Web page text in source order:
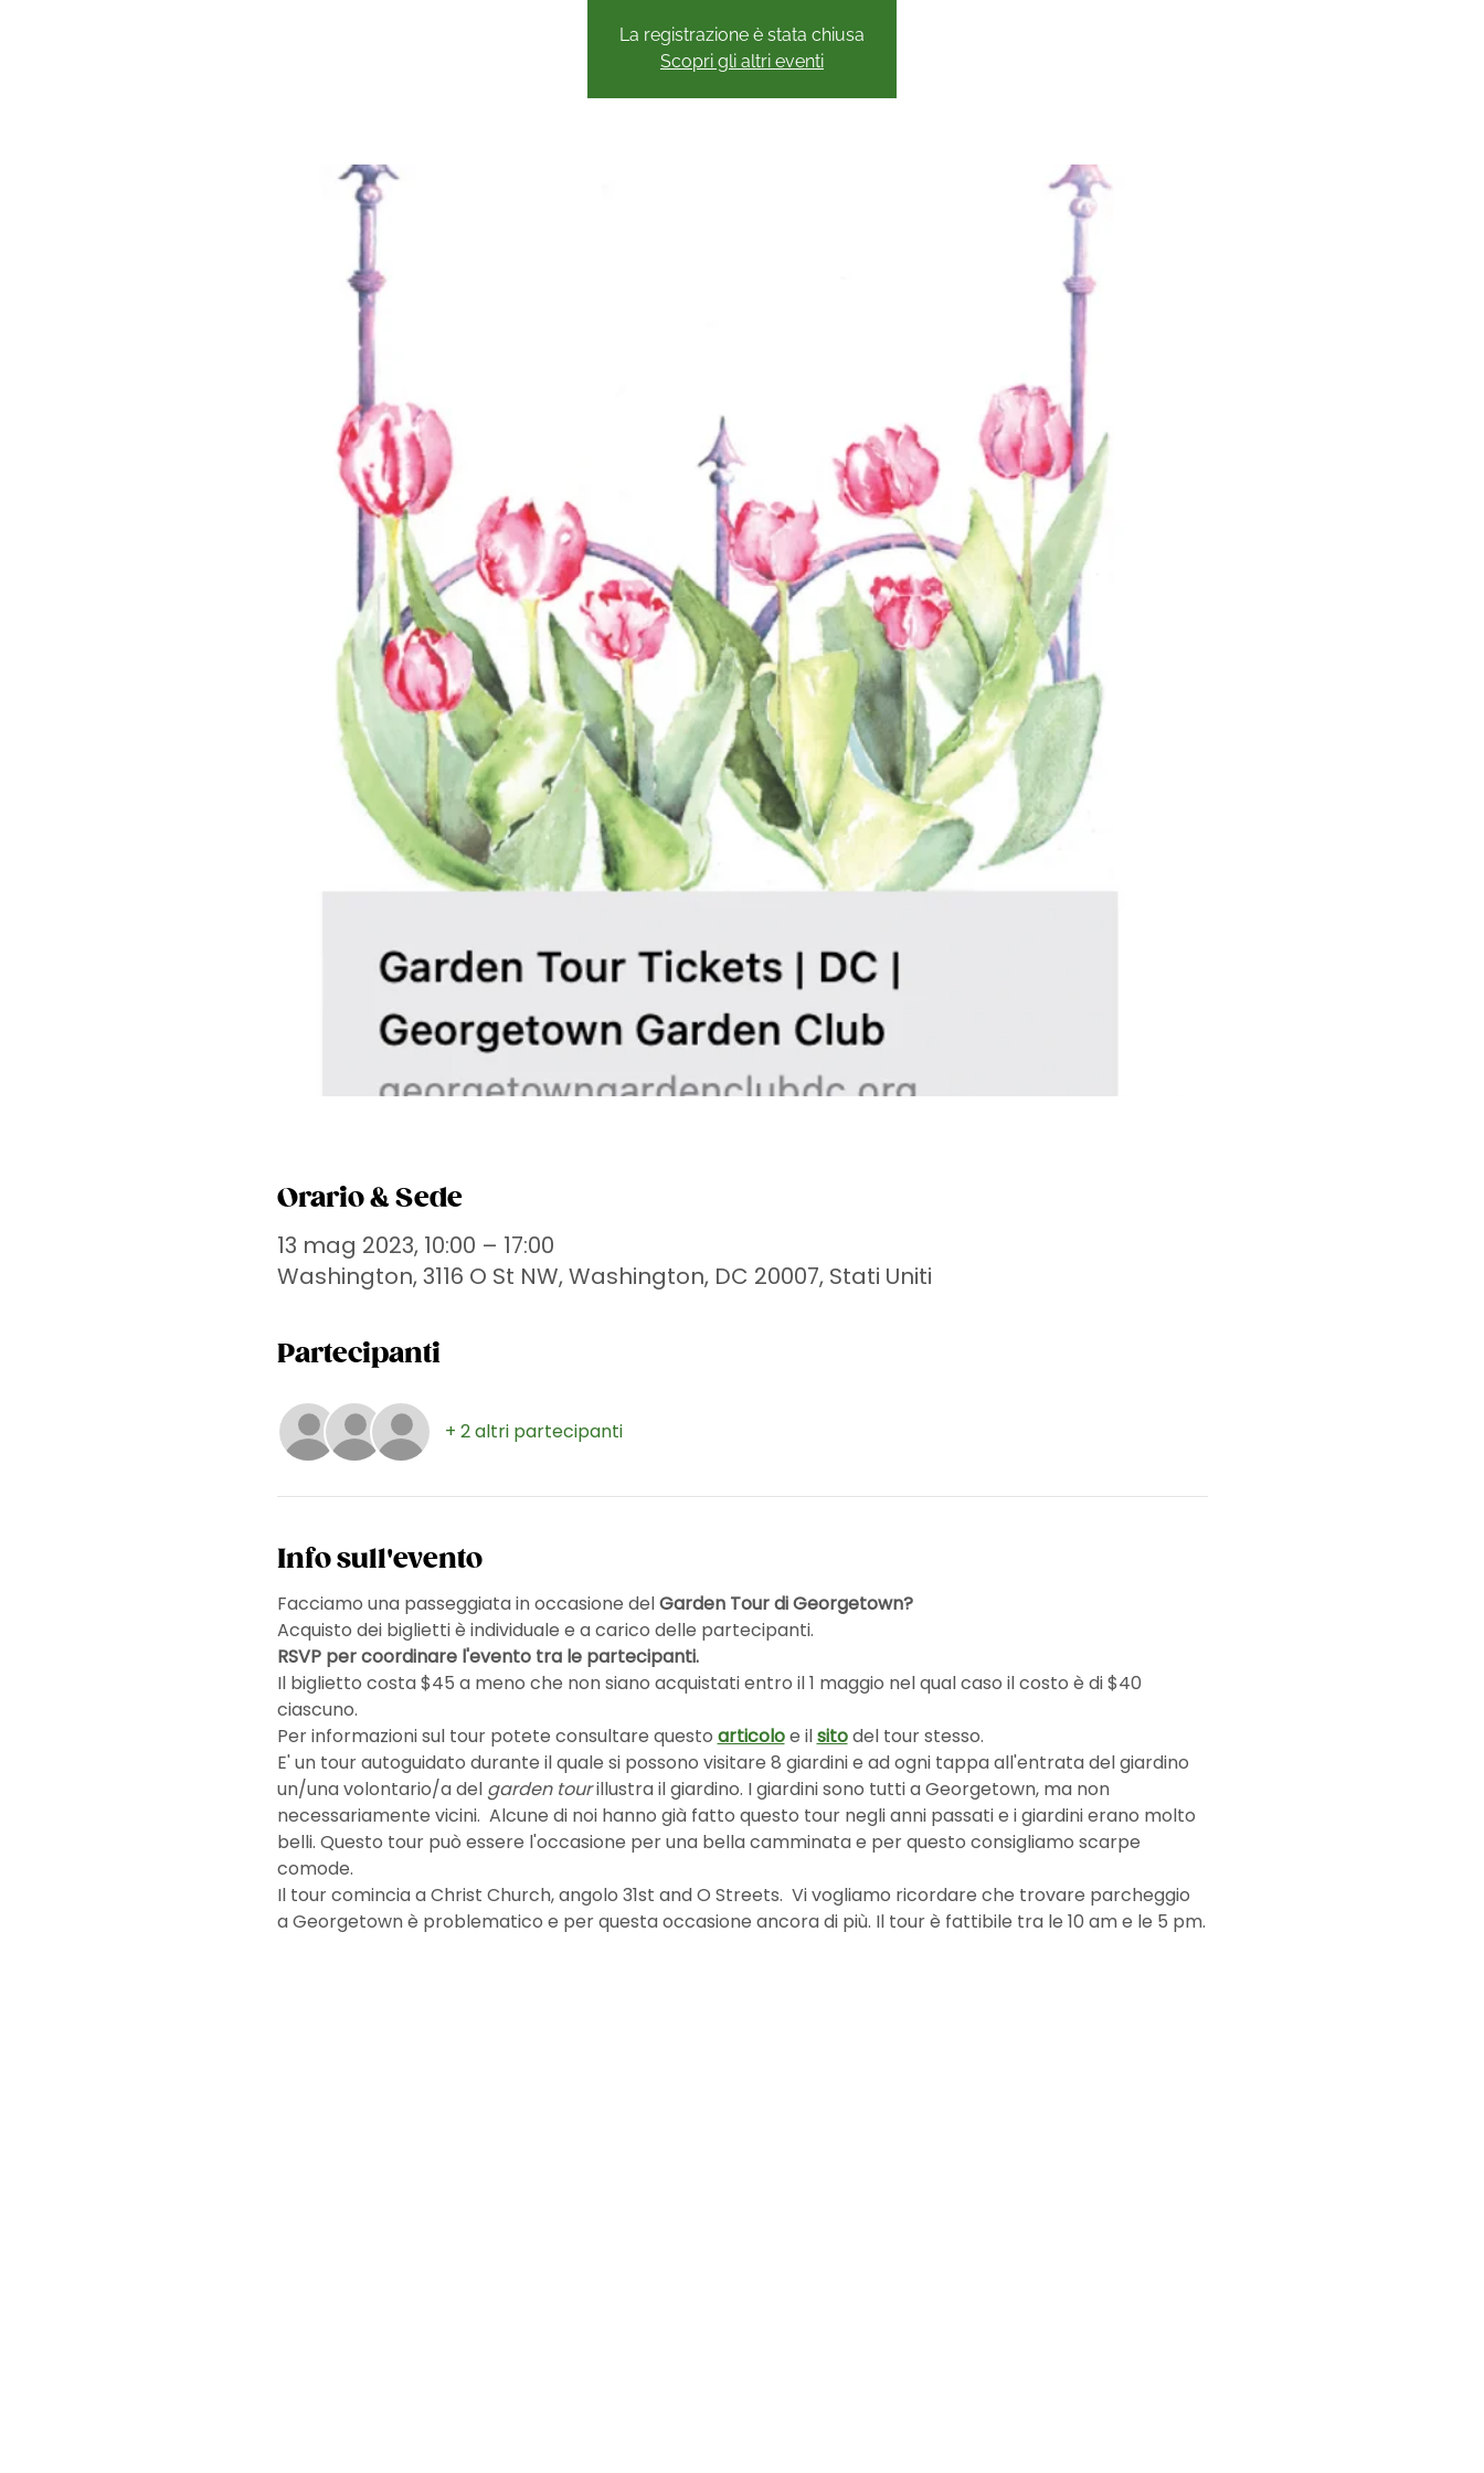
La registrazione è stata chiusa
Scopri gli altri eventi
Orario & Sede
13 mag 2023, 10:00 – 17:00
Washington, 3116 O St NW, Washington, DC 20007, Stati Uniti
Partecipanti
+ 2 altri partecipanti
Info sull'evento
Facciamo una passeggiata in occasione del Garden Tour di Georgetown?
Acquisto dei biglietti è individuale e a carico delle partecipanti.
RSVP per coordinare l'evento tra le partecipanti.
Il biglietto costa $45 a meno che non siano acquistati entro il 1 maggio nel qual caso il costo è di $40
ciascuno.
Per informazioni sul tour potete consultare questo articolo e il sito del tour stesso.
E' un tour autoguidato durante il quale si possono visitare 8 giardini e ad ogni tappa all'entrata del giardino
un/una volontario/a del garden tour illustra il giardino. I giardini sono tutti a Georgetown, ma non
necessariamente vicini.  Alcune di noi hanno già fatto questo tour negli anni passati e i giardini erano molto
belli. Questo tour può essere l'occasione per una bella camminata e per questo consigliamo scarpe
comode.
Il tour comincia a Christ Church, angolo 31st and O Streets.  Vi vogliamo ricordare che trovare parcheggio
a Georgetown è problematico e per questa occasione ancora di più. Il tour è fattibile tra le 10 am e le 5 pm.